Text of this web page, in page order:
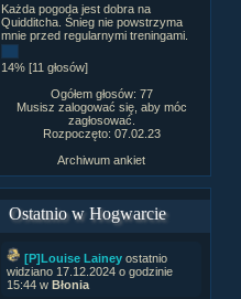
Każda pogoda jest dobra na
Quidditcha. Śnieg nie powstrzyma
mnie przed regularnymi treningami.
14% [11 głosów]
Ogółem głosów: 77
Musisz zalogować się, aby móc
zagłosować.
Rozpoczęto: 07.02.23
Archiwum ankiet
Ostatnio w Hogwarcie
[P]Louise Lainey ostatnio
widziano 17.12.2024 o godzinie
15:44 w Błonia